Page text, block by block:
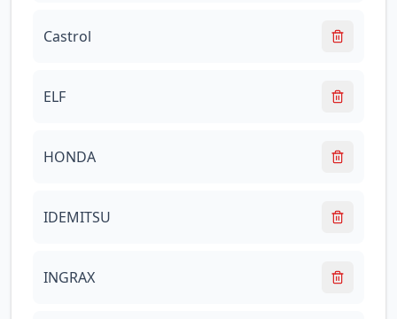
Castrol
ELF
HONDA
IDEMITSU
INGRAX